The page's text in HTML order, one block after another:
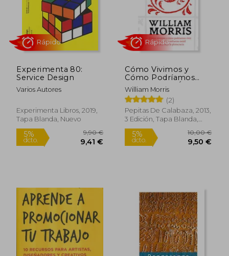
Experimenta 80:
Service Design
Varios Autores
Experimenta Libros, 2019,
Tapa Blanda, Nuevo
5%
dcto.
Cómo Vivimos y
Cómo Podríamos
Vivir: Trabajo Útil o
Esfuerzo Inútil: El
Arte Bajo la
Plutocracia
William Morris
(2)
Pepitas De Calabaza, 2013,
3 Edición, Tapa Blanda,
Nuevo
5%
dcto.
Rápido